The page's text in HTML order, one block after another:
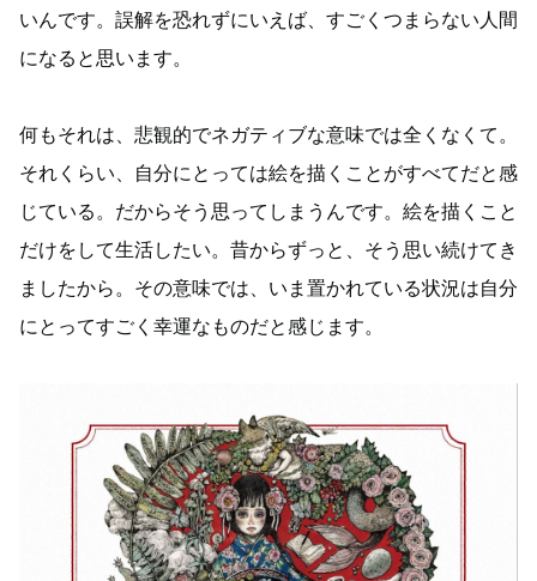
いんです。誤解を恐れずにいえば、すごくつまらない人間
になると思います。
何もそれは、悲観的でネガティブな意味では全くなくて。
それくらい、自分にとっては絵を描くことがすべてだと感
じている。だからそう思ってしまうんです。絵を描くこと
だけをして生活したい。昔からずっと、そう思い続けてき
ましたから。その意味では、いま置かれている状況は自分
にとってすごく幸運なものだと感じます。